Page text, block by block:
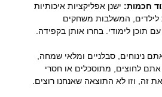
חכמות: ישנן אפליקציות איכותיות
לילדים, המשלבות משחקים
תוכן לימודי. בחרו אותן בקפידה.
נינוחים, סבלניים ומלאי שמחה,
לחוצים, מתוסכלים או חסרי
זה, וזו לא התוצאה שאנחנו רוצים.